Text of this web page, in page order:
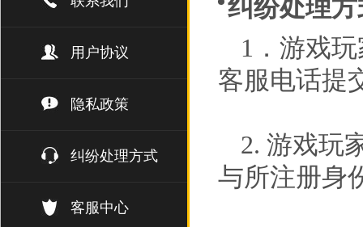
用户协议
隐私政策
纠纷处理方式
客服中心
纠纷处理
1．游戏
客服电话提
2. 游戏玩
与所注册身